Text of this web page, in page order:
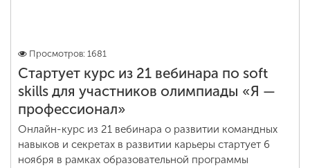
Просмотров: 1681
Стартует курс из 21 вебинара по soft
skills для участников олимпиады «Я —
профессионал»
Онлайн-курс из 21 вебинара о развитии командных
навыков и секретах в развитии карьеры стартует 6
ноября в рамках образовательной программы